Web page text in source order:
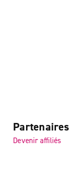
Partenaires
Devenir affiliés